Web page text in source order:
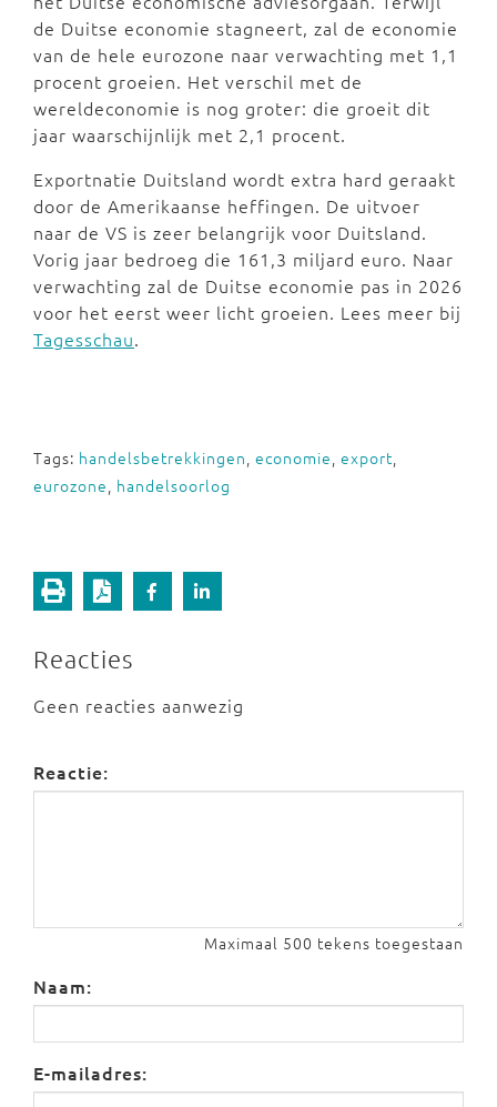
de Duitse economie stagneert, zal de economie
van de hele eurozone naar verwachting met 1,1
procent groeien. Het verschil met de
wereldeconomie is nog groter: die groeit dit
jaar waarschijnlijk met 2,1 procent.
Exportnatie Duitsland wordt extra hard geraakt
door de Amerikaanse heffingen. De uitvoer
naar de VS is zeer belangrijk voor Duitsland.
Vorig jaar bedroeg die 161,3 miljard euro. Naar
verwachting zal de Duitse economie pas in 2026
voor het eerst weer licht groeien. Lees meer bij
Tagesschau.
Tags: handelsbetrekkingen, economie, export,
eurozone, handelsoorlog
Reacties
Geen reacties aanwezig
Reactie:
Maximaal 500 tekens toegestaan
Naam:
E-mailadres: